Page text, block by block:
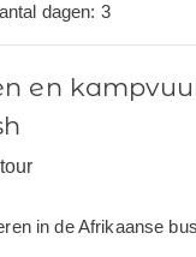
dagen: 3
en
in de Afrikaanse